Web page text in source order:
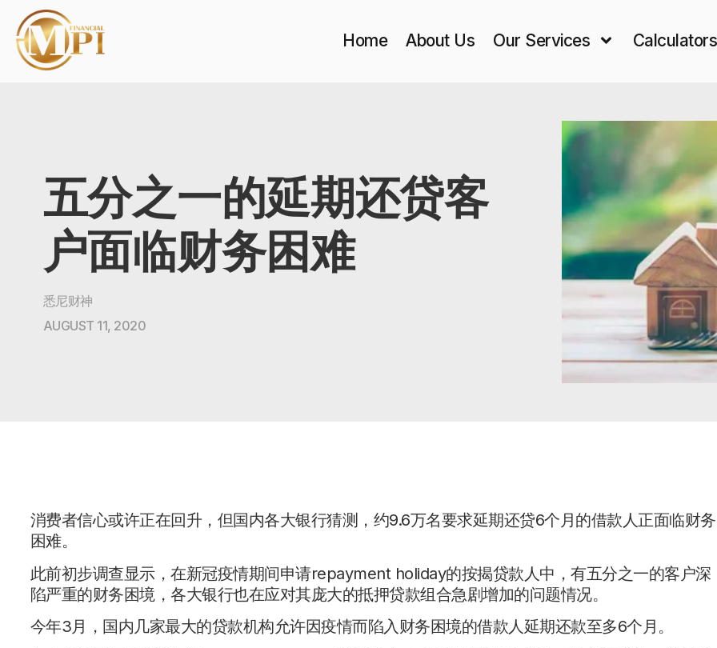
Home About Us Our Services Calculators
五分之一的延期还贷客
户面临财务困难
悉尼财神
AUGUST 11, 2020
消费者信心或许正在回升，但国内各大银行猜测，约9.6万名要求延期还贷6个月的借款人正面临财务
困难。
此前初步调查显示，在新冠疫情期间申请repayment holiday的按揭贷款人中，有五分之一的客户深
陷严重的财务困境，各大银行也在应对其庞大的抵押贷款组合急剧增加的问题情况。
今年3月，国内几家最大的贷款机构允许因疫情而陷入财务困境的借款人延期还款至多6个月。